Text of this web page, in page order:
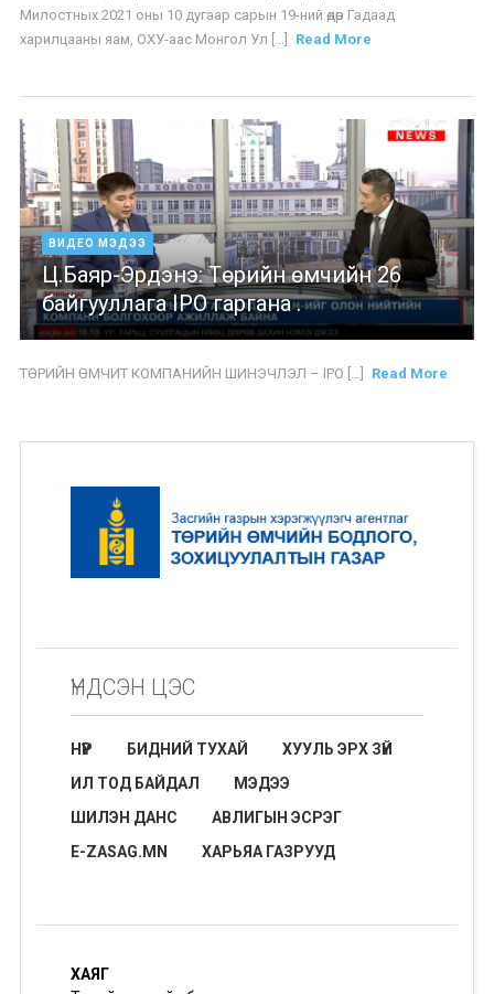
Милостных 2021 оны 10 дугаар сарын 19-ний өдөр Гадаад
харилцааны яам, ОХУ-аас Монгол Ул [...]
Read More
ВИДЕО МЭДЭЭ
Ц.Баяр-Эрдэнэ: Төрийн өмчийн 26
байгууллага IPO гаргана .
ТӨРИЙН ӨМЧИТ КОМПАНИЙН ШИНЭЧЛЭЛ – IPO [...] Read More
ҮНДСЭН ЦЭС
НҮҮР БИДНИЙ ТУХАЙ
ХУУЛЬ ЭРХ ЗҮЙ
ИЛ ТОД БАЙДАЛ
МЭДЭЭ
ШИЛЭН ДАНС
АВЛИГЫН ЭСРЭГ
E-ZASAG.MN
ХАРЬЯА ГАЗРУУД
ХАЯГ